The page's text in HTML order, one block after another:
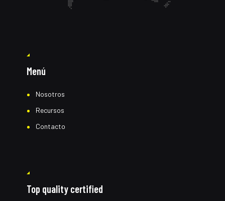
Menú
Nosotros
Recursos
Contacto
Top quality certified